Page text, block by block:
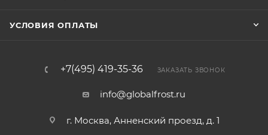
УСЛОВИЯ ОПЛАТЫ
+7(495) 419-35-36 ЗАКАЗАТЬ ЗВОНОК
info@globalfrost.ru
г. Москва, Анненский проезд, д. 1